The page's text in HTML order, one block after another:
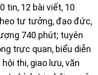
tin, 12 bài viết, 10
tư tưởng, đạo đức,
740 phút; tuyên
trực quan, biểu diễn
thi, giao lưu, văn